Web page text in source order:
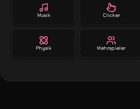
Musik Clicker
Physik Mehrspieler